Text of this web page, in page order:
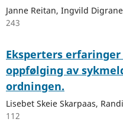
Janne Reitan, Ingvild
243
Eksperters
oppfølging av
ordningen.
Lisebet Skeie Skarpaas,
112